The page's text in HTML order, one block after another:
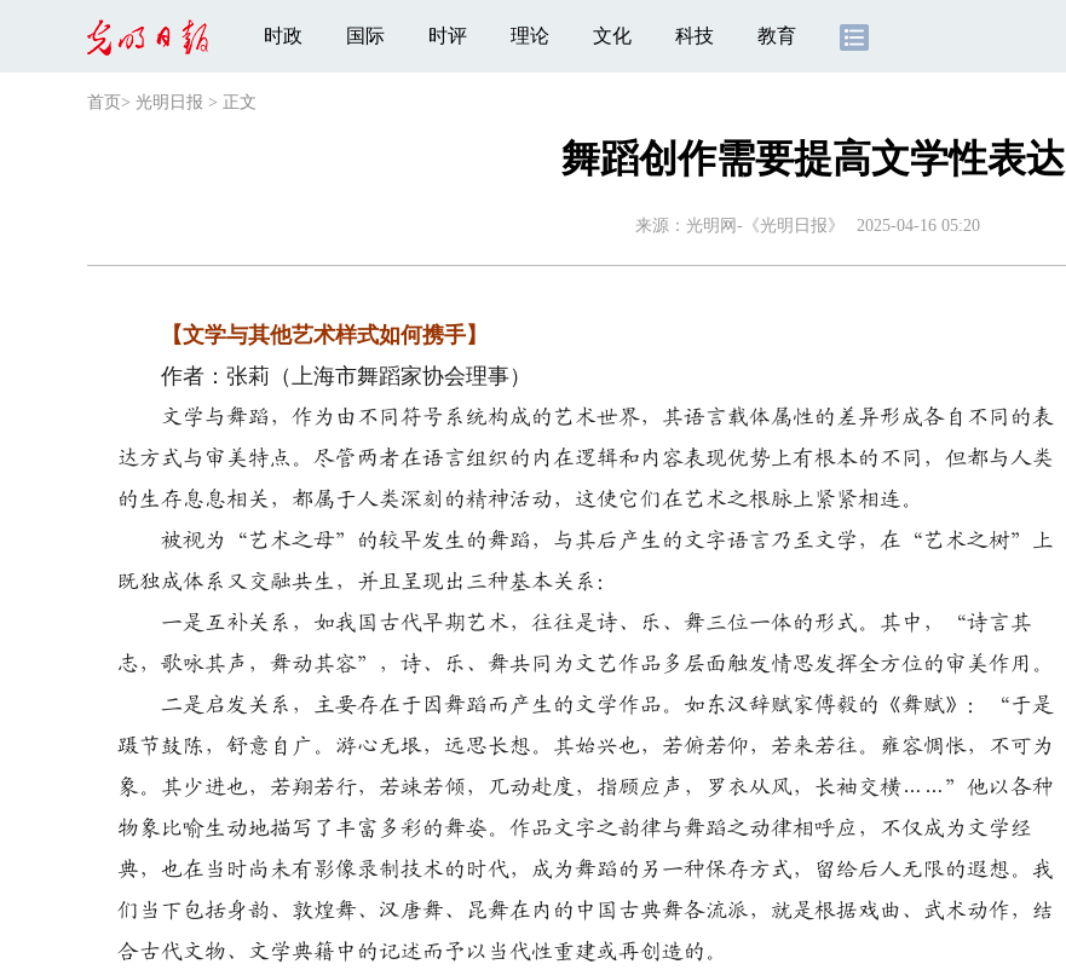
时政 国际 时评 理论 文化 科技 教育
首页 > 光明日报 > 正文
舞蹈创作需要提高文学性表达
来源： 光明网-《光明日报》 2025-04-16 05:20
【文学与其他艺术样式如何携手】
作者：张莉（上海市舞蹈家协会理事）
文学与舞蹈，作为由不同符号系统构成的艺术世界，其语言载体属性的差异形成各自不同的表
达方式与审美特点。尽管两者在语言组织的内在逻辑和内容表现优势上有根本的不同，但都与人类
的生存息息相关，都属于人类深刻的精神活动，这使它们在艺术之根脉上紧紧相连。
被视为“艺术之母”的较早发生的舞蹈，与其后产生的文字语言乃至文学，在“艺术之树”上
既独成体系又交融共生，并且呈现出三种基本关系：
一是互补关系，如我国古代早期艺术，往往是诗、乐、舞三位一体的形式。其中，“诗言其
志，歌咏其声，舞动其容”，诗、乐、舞共同为文艺作品多层面触发情思发挥全方位的审美作用。
二是启发关系，主要存在于因舞蹈而产生的文学作品。如东汉辞赋家傅毅的《舞赋》：“于是
蹑节鼓陈，舒意自广。游心无垠，远思长想。其始兴也，若俯若仰，若来若往。雍容惆怅，不可为
象。其少进也，若翔若行，若竦若倾，兀动赴度，指顾应声，罗衣从风，长袖交横……”他以各种
物象比喻生动地描写了丰富多彩的舞姿。作品文字之韵律与舞蹈之动律相呼应，不仅成为文学经
典，也在当时尚未有影像录制技术的时代，成为舞蹈的另一种保存方式，留给后人无限的遐想。我
们当下包括身韵、敦煌舞、汉唐舞、昆舞在内的中国古典舞各流派，就是根据戏曲、武术动作，结
合古代文物、文学典籍中的记述而予以当代性重建或再创造的。